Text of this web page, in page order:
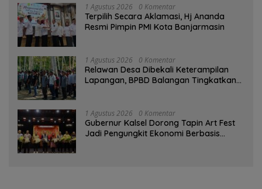
1 Agustus 2026 0 Komentar
‎Terpilih Secara Aklamasi, Hj Ananda
Resmi Pimpin PMI Kota Banjarmasin
1 Agustus 2026 0 Komentar
Relawan Desa Dibekali Keterampilan
Lapangan, BPBD Balangan Tingkatkan
1 Agustus 2026 0 Komentar
Gubernur Kalsel Dorong Tapin Art Fest
Jadi Pengungkit Ekonomi Berbasis